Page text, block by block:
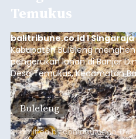
Temukus
balitribune.co.id I
Kabupaten Buleleng
pengerukan lahan di Banjar
Desa Temukus, Kecamatan
ditemukan indikasi kegiatan
material yang tidak sesuai
kawasan.
Buleleng
Submitted bycontributoron